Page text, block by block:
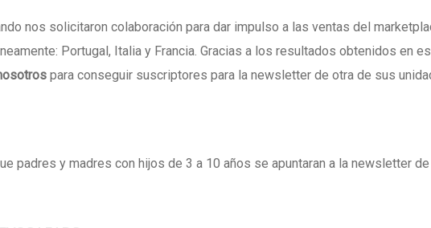
nos solicitaron colaboración para dar impulso a las ventas del
: Portugal, Italia y Francia. Gracias a los resultados obtenidos en
para conseguir suscriptores para la newsletter de otra de sus
padres y madres con hijos de 3 a 10 años se apuntaran a la newsletter